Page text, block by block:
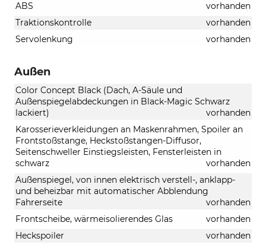
ABS
vorhanden
Traktionskontrolle
vorhanden
Servolenkung
vorhanden
Außen
Color Concept Black (Dach, A-Säule und
Außenspiegelabdeckungen in Black-Magic Schwarz
lackiert)
vorhanden
Karosserieverkleidungen an Maskenrahmen, Spoiler an
Frontstoßstange, Heckstoßstangen-Diffusor,
Seitenschweller Einstiegsleisten, Fensterleisten in
schwarz
vorhanden
Außenspiegel, von innen elektrisch verstell-, anklapp-
und beheizbar mit automatischer Abblendung
Fahrerseite
vorhanden
Frontscheibe, wärmeisolierendes Glas
vorhanden
Heckspoiler
vorhanden